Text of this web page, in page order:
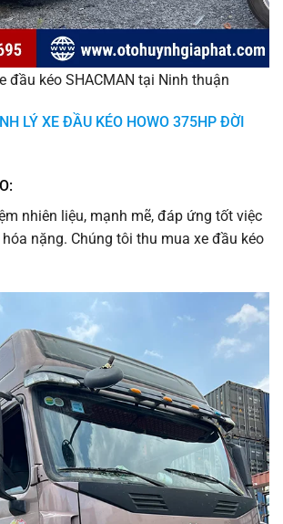
đầu kéo SHACMAN tại Ninh thuận
LÝ XE ĐẦU KÉO HOWO 375HP ĐỜI
nhiên liệu, mạnh mẽ, đáp ứng tốt việc
nặng. Chúng tôi thu mua xe đầu kéo